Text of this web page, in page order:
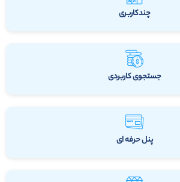
چندکاربری
جستجوی کاربردی
پنل حرفه ای